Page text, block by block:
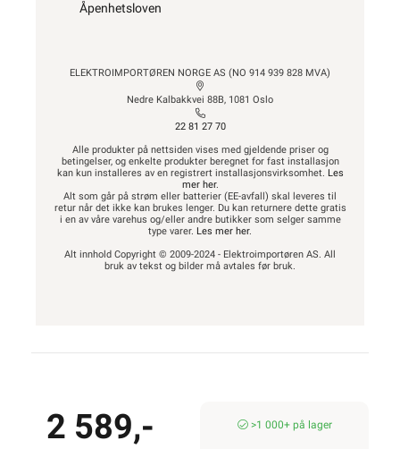
Åpenhetsloven
ELEKTROIMPORTØREN NORGE AS (NO 914 939 828 MVA)
Nedre Kalbakkvei 88B, 1081 Oslo
22 81 27 70
Alle produkter på nettsiden vises med gjeldende priser og
betingelser, og enkelte produkter beregnet for fast installasjon
kan kun installeres av en registrert installasjonsvirksomhet. Les
mer her.
Alt som går på strøm eller batterier (EE-avfall) skal leveres til
retur når det ikke kan brukes lenger. Du kan returnere dette gratis
i en av våre varehus og/eller andre butikker som selger samme
type varer. Les mer her.
Alt innhold Copyright © 2009-2024 - Elektroimportøren AS. All
bruk av tekst og bilder må avtales før bruk.
2 589,- >1 000+ på lager